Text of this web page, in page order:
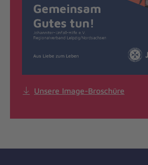
Unsere Image-Broschüre